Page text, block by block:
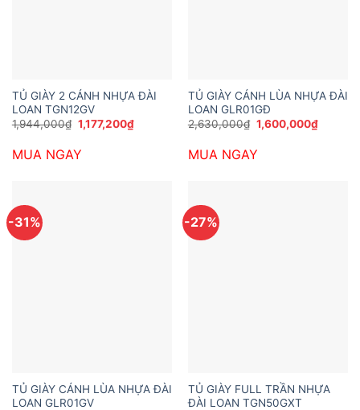
TỦ GIÀY 2 CÁNH NHỰA ĐÀI
LOAN TGN12GV
1,944,000₫ Giá
gốc
1,944,000₫.
1,177,200₫Giá
hiện
MUA NGAY
TỦ GIÀY CÁNH LÙA NHỰA ĐÀI
LOAN GLR01GĐ
2,630,000₫ Giá
gốc
2,630,000₫.
1,600,000₫Giá
hiện
MUA NGAY
-31%
TỦ GIÀY CÁNH LÙA NHỰA ĐÀI
LOAN GLR01GV
-27%
TỦ GIÀY FULL TRẦN NHỰA
ĐÀI LOAN TGN50GXT